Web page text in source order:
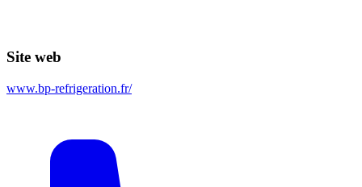
Site web
www.bp-refrigeration.fr/